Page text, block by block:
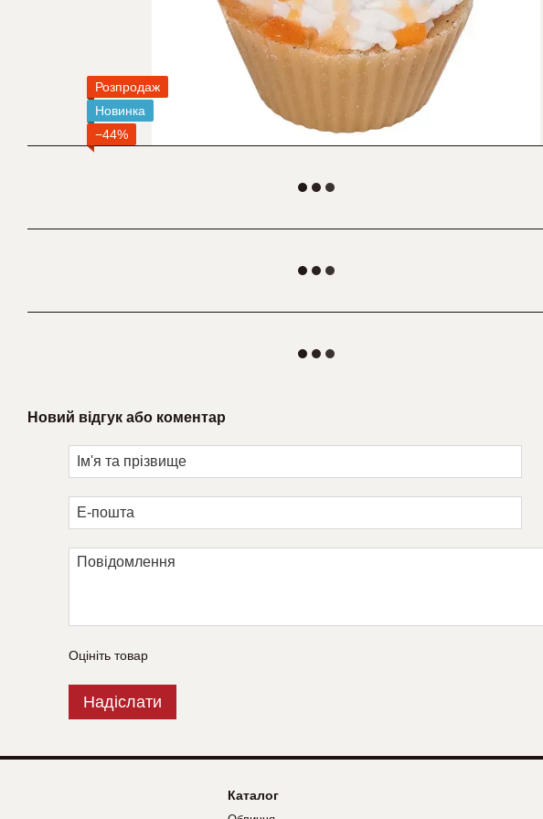
Розпродаж
Новинка
−44%
Новий відгук або коментар
Оцініть товар
Надіслати
Каталог